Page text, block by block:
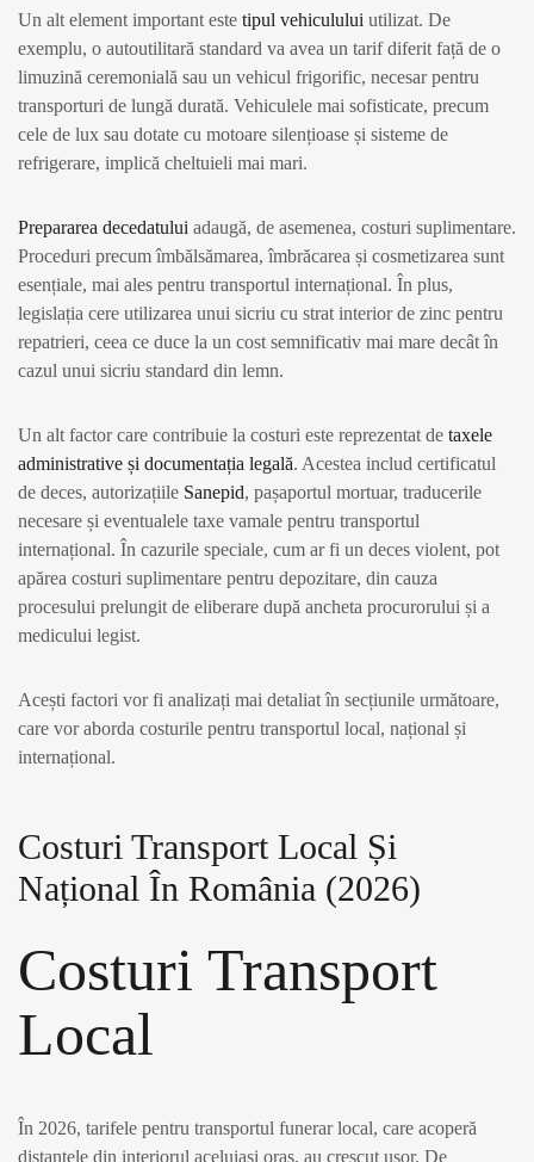
Un alt element important este tipul vehiculului utilizat. De
exemplu, o autoutilitară standard va avea un tarif diferit față de o
limuzină ceremonială sau un vehicul frigorific, necesar pentru
transporturi de lungă durată. Vehiculele mai sofisticate, precum
cele de lux sau dotate cu motoare silențioase și sisteme de
refrigerare, implică cheltuieli mai mari.
Prepararea decedatului adaugă, de asemenea, costuri suplimentare.
Proceduri precum îmbălsămarea, îmbrăcarea și cosmetizarea sunt
esențiale, mai ales pentru transportul internațional. În plus,
legislația cere utilizarea unui sicriu cu strat interior de zinc pentru
repatrieri, ceea ce duce la un cost semnificativ mai mare decât în
cazul unui sicriu standard din lemn.
Un alt factor care contribuie la costuri este reprezentat de taxele
administrative și documentația legală. Acestea includ certificatul
de deces, autorizațiile Sanepid, pașaportul mortuar, traducerile
necesare și eventualele taxe vamale pentru transportul
internațional. În cazurile speciale, cum ar fi un deces violent, pot
apărea costuri suplimentare pentru depozitare, din cauza
procesului prelungit de eliberare după ancheta procurorului și a
medicului legist.
Acești factori vor fi analizați mai detaliat în secțiunile următoare,
care vor aborda costurile pentru transportul local, național și
internațional.
Costuri Transport Local Și
Național În România (2026)
Costuri Transport
Local
În 2026, tarifele pentru transportul funerar local, care acoperă
distanțele din interiorul aceluiași oraș, au crescut ușor. De